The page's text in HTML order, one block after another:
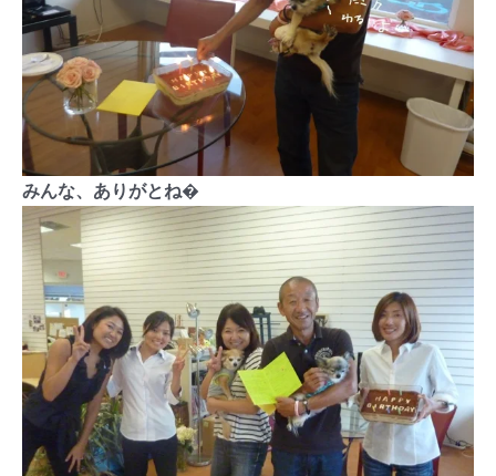
みんな、ありがとね�